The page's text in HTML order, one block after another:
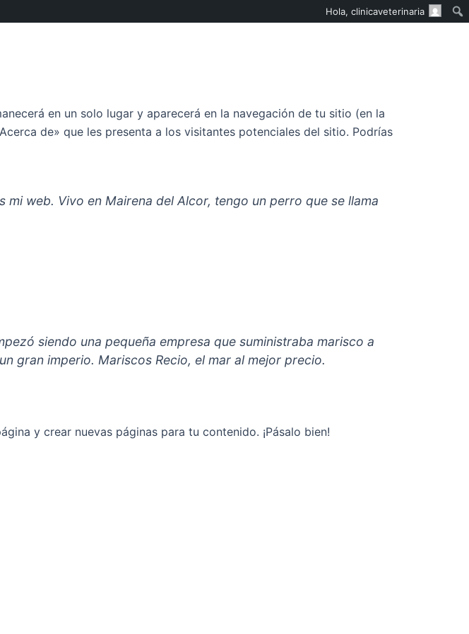
Hola, clinicaveterinaria
en un solo lugar y aparecerá en la navegación de tu sitio (en la
de» que les presenta a los visitantes potenciales del sitio. Podrías
web. Vivo en Mairena del Alcor, tengo un perro que se llama
siendo una pequeña empresa que suministraba marisco a
gran imperio. Mariscos Recio, el mar al mejor precio.
y crear nuevas páginas para tu contenido. ¡Pásalo bien!